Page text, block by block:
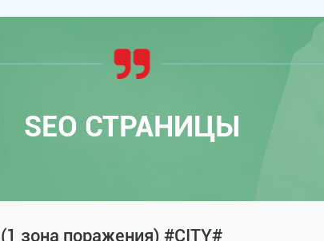
SEO СТРАНИЦЫ
зона поражения) #CITY#